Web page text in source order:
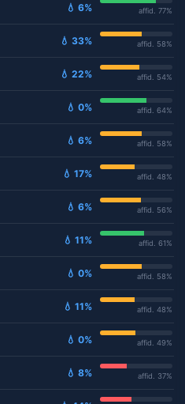
💧 6% affid. 77%
💧 33% affid. 58%
💧 22% affid. 54%
💧 0% affid. 64%
💧 6% affid. 58%
💧 17% affid. 48%
💧 6% affid. 56%
💧 11% affid. 61%
💧 0% affid. 58%
💧 11% affid. 48%
💧 0% affid. 49%
💧 8% affid. 37%